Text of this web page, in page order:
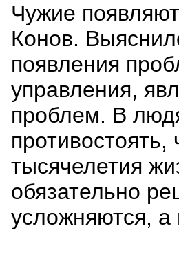
Чужие
Конов.
появления
управления,
проблем. В
тысячелетия
обязательно
усложняются, а